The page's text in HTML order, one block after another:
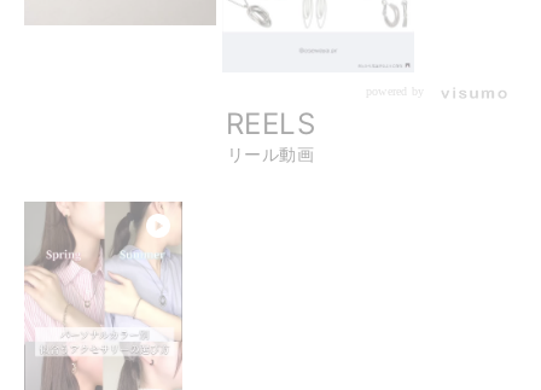
powered by
REELS
リール動画